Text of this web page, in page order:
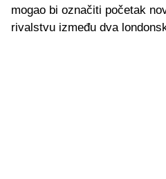
mogao bi označiti početak
rivalstvu između dva